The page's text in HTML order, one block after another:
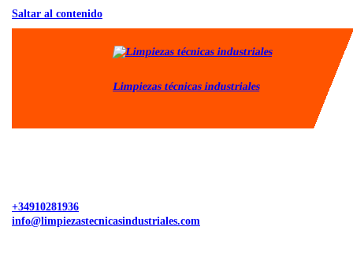
Saltar al contenido
Limpiezas técnicas industriales
+34910281936
info@limpiezastecnicasindustriales.com